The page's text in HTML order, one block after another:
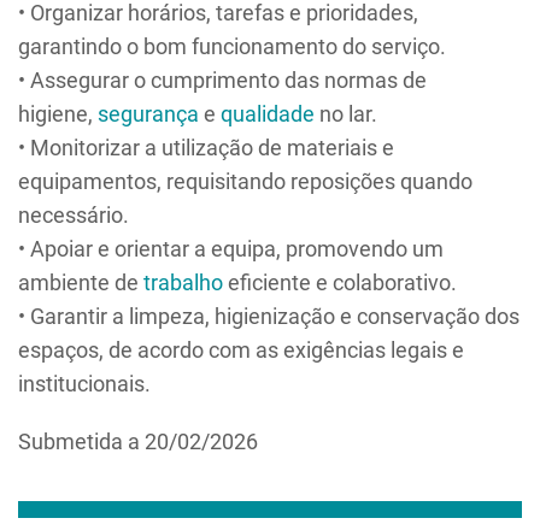
• Organizar horários, tarefas e prioridades,
garantindo o bom funcionamento do serviço.
• Assegurar o cumprimento das normas de
higiene, segurança e qualidade no lar.
• Monitorizar a utilização de materiais e
equipamentos, requisitando reposições quando
necessário.
• Apoiar e orientar a equipa, promovendo um
ambiente de trabalhoeficiente e colaborativo.
• Garantir a limpeza, higienização e conservação dos
espaços, de acordo com as exigências legais e
institucionais.
Submetida a 20/02/2026